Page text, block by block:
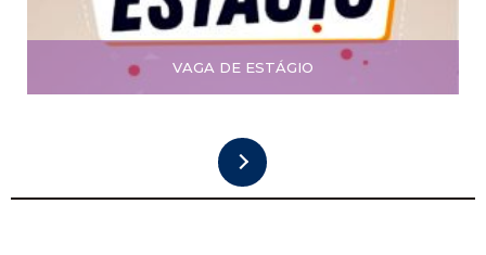
VAGA DE ESTÁGIO